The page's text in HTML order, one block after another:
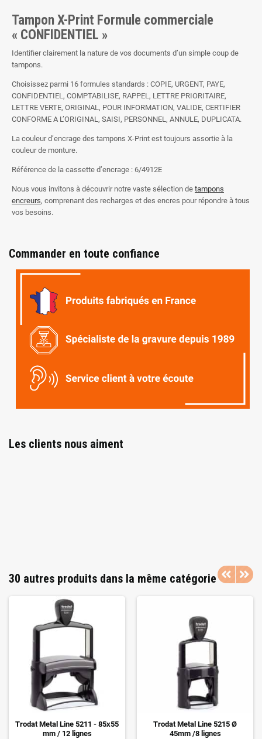
Tampon X-Print Formule commerciale
« CONFIDENTIEL »
Identifier clairement la nature de vos documents d’un simple coup de
tampons.
Choisissez parmi 16 formules standards : COPIE, URGENT, PAYE,
CONFIDENTIEL, COMPTABILISE, RAPPEL, LETTRE PRIORITAIRE,
LETTRE VERTE, ORIGINAL, POUR INFORMATION, VALIDE, CERTIFIER
CONFORME A L’ORIGINAL, SAISI, PERSONNEL, ANNULE, DUPLICATA.
La couleur d’encrage des tampons X-Print est toujours assortie à la
couleur de monture.
Référence de la cassette d’encrage : 6/4912E
Nous vous invitons à découvrir notre vaste sélection de tampons
encreurs, comprenant des recharges et des encres pour répondre à tous
vos besoins.
Commander en toute confiance
Les clients nous aiment
30 autres produits dans la même catégorie
Trodat Metal Line 5211 - 85x55
mm / 12 lignes
Trodat Metal Line 5215 Ø
45mm /8 lignes